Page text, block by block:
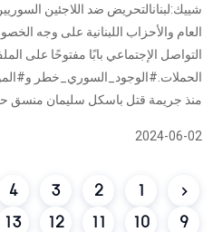
شييك:لبنانالتحريض ضد اللاجئين
العام والأحزاب اللبنانية على وجه
التواصل الإجتماعي بابًا مفتوحًا على
الحملات.#الوجود_السوري_خطر
منذ جريمة قتل باسكل سليمان منسق
2024-06-02
1
2
3
4
9
10
11
12
13